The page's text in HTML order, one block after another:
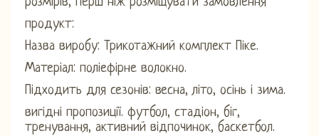
продукт:
Назва виробу: Трикотажний комплект Піке.
Матеріал: поліефірне волокно.
Підходить для сезонів: весна, літо, осінь і зима.
вигідні пропозиції. футбол, стадіон, біг,
тренування, активний відпочинок, баскетбол.